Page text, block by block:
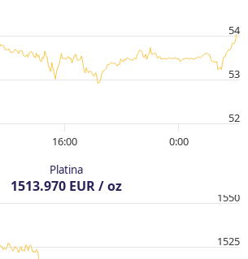
16:00 0:00
52
53
54
Platina
1513.970 EUR / oz
1525
1550